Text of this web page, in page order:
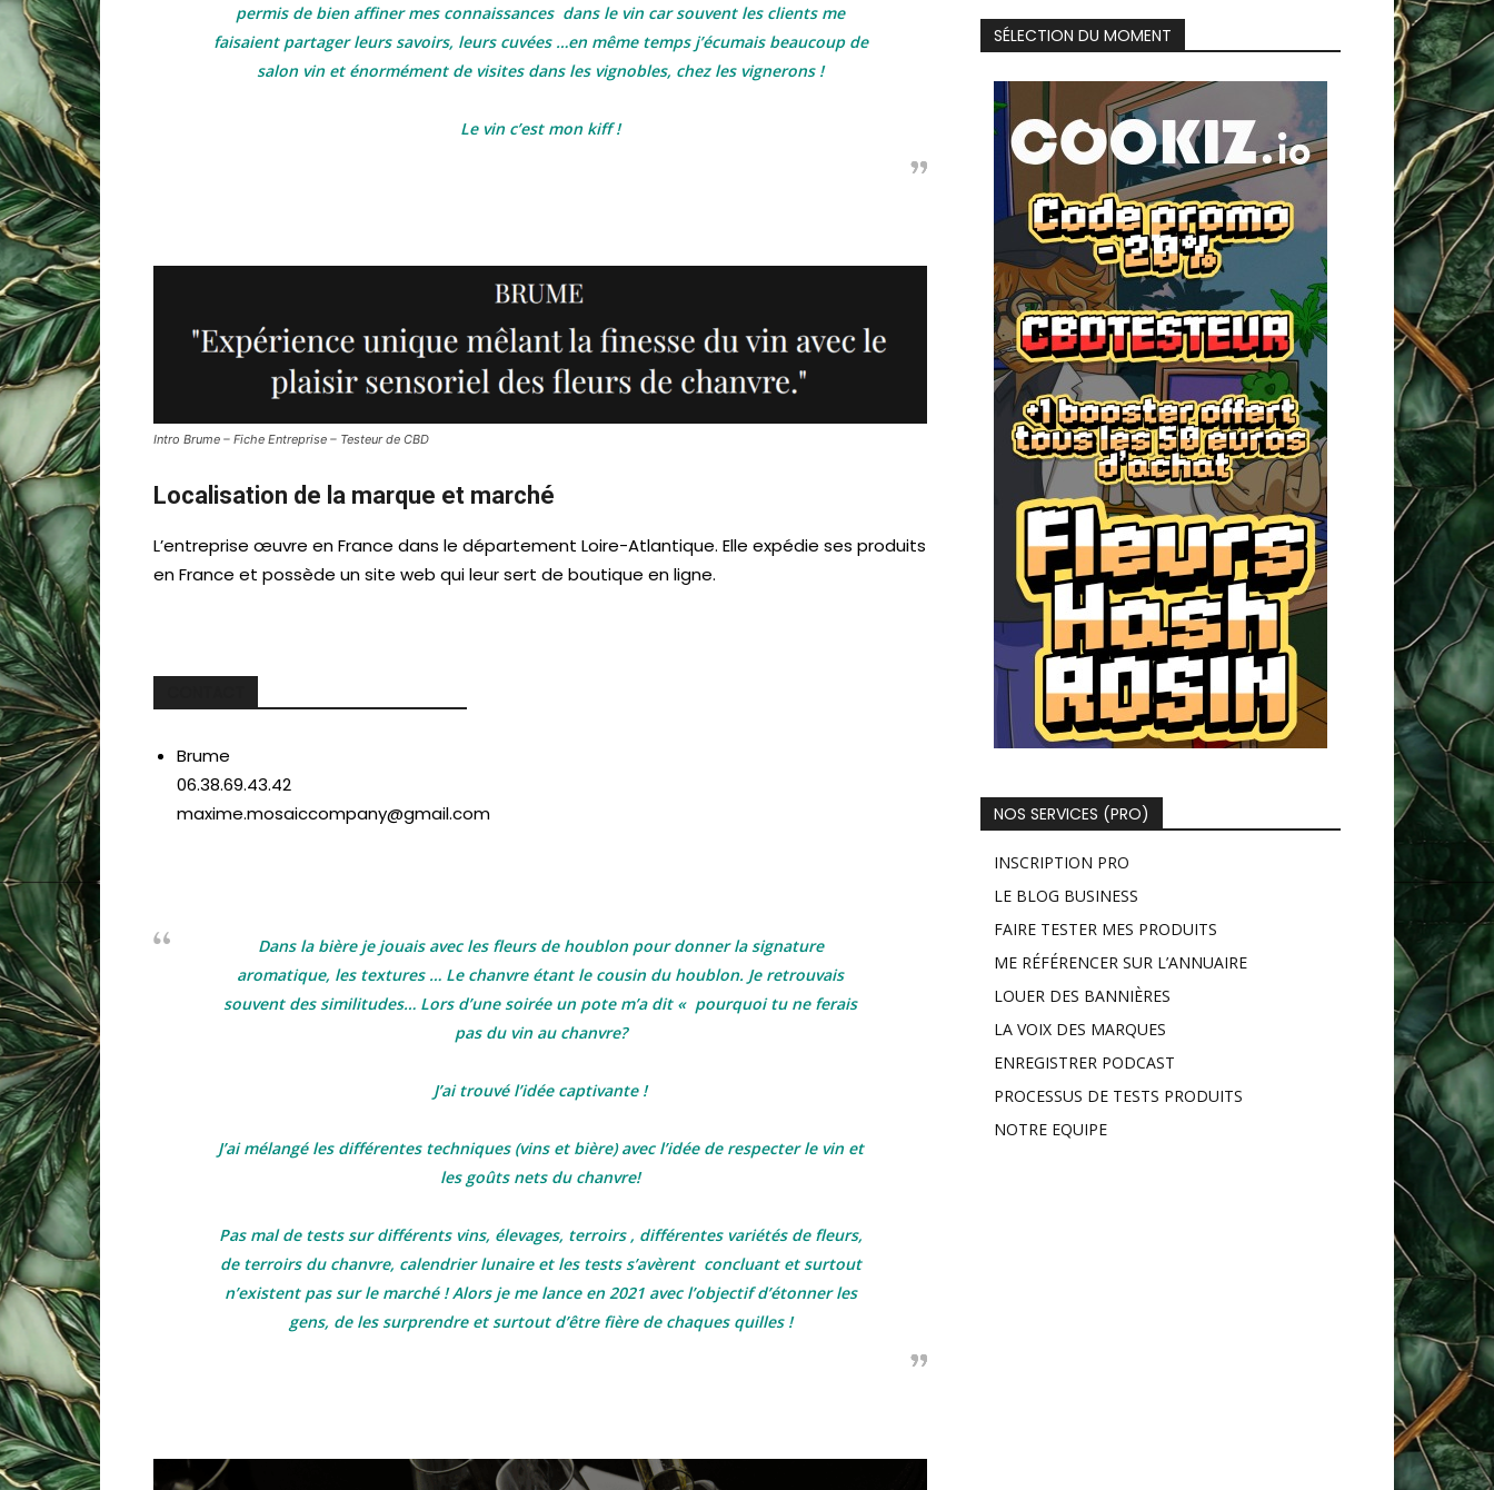
permis de bien affiner mes connaissances dans le vin car souvent les clients me
faisaient partager leurs savoirs, leurs cuvées …en même temps j’écumais beaucoup de
salon vin et énormément de visites dans les vignobles, chez les vignerons !
Le vin c’est mon kiff !
Intro Brume – Fiche Entreprise – Testeur de CBD
Localisation de la marque et marché
L’entreprise œuvre en France dans le département Loire-Atlantique. Elle expédie ses produits
en France et possède un site web qui leur sert de boutique en ligne.
Brume
06.38.69.43.42
maxime.mosaiccompany@gmail.com
Dans la bière je jouais avec les fleurs de houblon pour donner la signature
aromatique, les textures … Le chanvre étant le cousin du houblon. Je retrouvais
souvent des similitudes… Lors d’une soirée un pote m’a dit « pourquoi tu ne ferais
pas du vin au chanvre?
J’ai trouvé l’idée captivante !
J’ai mélangé les différentes techniques (vins et bière) avec l’idée de respecter le vin et
les goûts nets du chanvre!
Pas mal de tests sur différents vins, élevages, terroirs , différentes variétés de fleurs,
de terroirs du chanvre, calendrier lunaire et les tests s’avèrent concluant et surtout
n’existent pas sur le marché ! Alors je me lance en 2021 avec l’objectif d’étonner les
gens, de les surprendre et surtout d’être fière de chaques quilles !
SÉLECTION DU MOMENT
NOS SERVICES (PRO)
INSCRIPTION PRO
LE BLOG BUSINESS
FAIRE TESTER MES PRODUITS
ME RÉFÉRENCER SUR L’ANNUAIRE
LOUER DES BANNIÈRES
LA VOIX DES MARQUES
ENREGISTRER PODCAST
PROCESSUS DE TESTS PRODUITS
NOTRE EQUIPE